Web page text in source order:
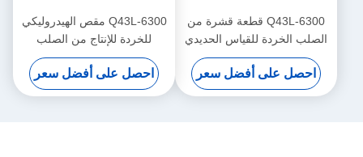
Q43L-6300 قطعة قشرة من
الصلب الخردة للقياس الحديدي
الثقيل لإعادة التدوير
احصل على أفضل سعر
Q43L-6300 مقص الهيدروليكي
للخردة للإنتاج من الصلب
احصل على أفضل سعر